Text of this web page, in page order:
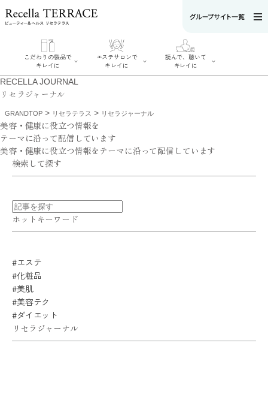
こだわりの製品で
キレイに
こだわりの製品
でキレイに
のこだわり
SERIES#03 無
添加化粧品につ
いて
エステサロンで
キレイに
エステサロンで
定者在籍サロン
いるサロンを探
す
読んで、聴いて
キレイに
読んで、聴いてキ
リセラジャーナ
を探す
RECELLA JOURNAL
リセラジャーナル
GRANDTOP > リセラテラス > リセラジャーナル
美容・健康に役立つ情報を
テーマに沿って配信しています
美容・健康に役立つ情報をテーマに沿って配信しています
検索して探す
ホットキーワード
#エステ
#化粧品
#美肌
#美容テク
#ダイエット
リセラジャーナル